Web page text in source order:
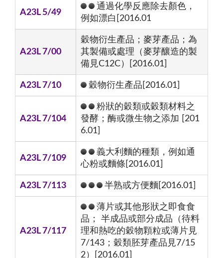
A23L 5/49
通過化學反應除去顏色，
例如漂白[2016.01
A23L 7/00
穀物衍生產品；麥芽產品；為
其製備或處理（麥芽釀造的製
備見C12C）[2016.01]
A23L 7/10 穀物衍生產品[2016.01]
A23L 7/104
粉狀的穀類或穀類材料之
發酵；酶或微生物之添加 [201
6.01]
A23L 7/109
義大利麵的種類，例如通
心粉或麵條[2016.01]
A23L 7/113 半熟或方便麵[2016.01]
A23L 7/117
薄片或其他形狀之即食食
品； 半成品或部分成品（待料
理和熱吃的穀物顆粒或薄片見
7/143；穀類胚芽產品見7/15
2）[2016.01]